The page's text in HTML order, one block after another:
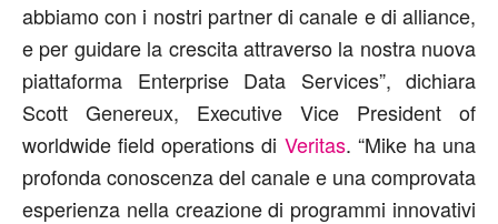
abbiamo con i nostri partner di canale e di alliance,
e per guidare la crescita attraverso la nostra nuova
piattaforma Enterprise Data Services”, dichiara
Scott Genereux, Executive Vice President of
worldwide field operations di Veritas. “Mike ha una
profonda conoscenza del canale e una comprovata
esperienza nella creazione di programmi innovativi